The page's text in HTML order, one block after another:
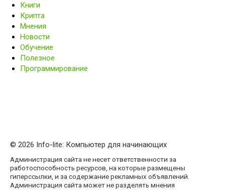
Книги
Крипта
Мнения
Новости
Обучение
Полезное
Программирование
© 2026 Info-lite: Компьютер для начинающих
Администрация сайта не несет ответственности за
работоспособность ресурсов, на которые размещены
гиперссылки, и за содержание рекламных объявлений.
Администрация сайта может не разделять мнения